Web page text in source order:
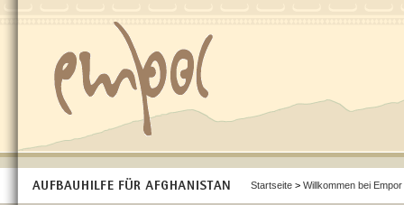
Startseite > Willkommen bei Empor